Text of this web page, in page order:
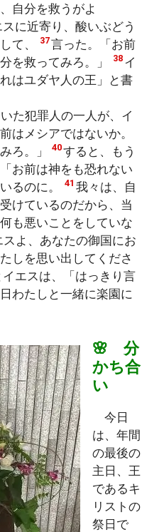
自分を救うがよ
に近寄り、酸いぶどう
て、
37言った。「お前
を救ってみろ。」
38 イ
はユダヤ人の王」と書
た犯罪人の一人が、イ
はメシアではないか。
ろ。」
40すると、もう
お前は神をも恐れない
るのに。
41 我々は、自
けているのだから、当
も悪いことをしていな
よ、あなたの御国にお
しを思い出してくださ
エスは、「はっきり言
わたしと一緒に楽園に
🌸 分
かち合
い
今日
は、年間
の最後の
主日、王
であるキ
リストの
祭日で